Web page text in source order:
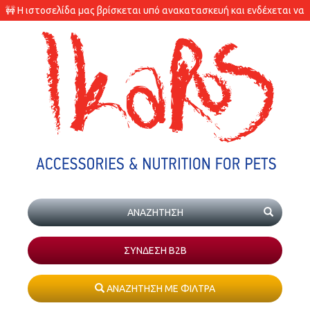
🚧 Η ιστοσελίδα μας βρίσκεται υπό ανακατασκευή και ενδέχεται να
υπάρχουν διαφορές στις διαθεσιμότητες των προϊόντων.
ΣΥΝΔΕΣΗ Β2Β
ΑΝΑΖΗΤΗΣΗ ΜΕ ΦΙΛΤΡΑ